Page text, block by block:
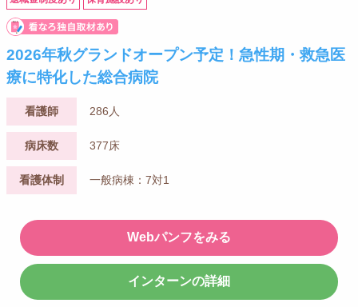
2026年秋グランドオープン予定！急性期・救急医
療に特化した総合病院
看護師 286人
病床数 377床
看護体制 一般病棟：7対1
Webパンフをみる
インターンの詳細